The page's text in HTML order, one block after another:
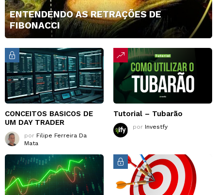
ENTENDENDO AS RETRAÇÕES DE
FIBONACCI
CONCEITOS BASICOS DE
UM DAY TRADER
por Filipe Ferreira Da
Mata
Tutorial – Tubarão
por Investfy